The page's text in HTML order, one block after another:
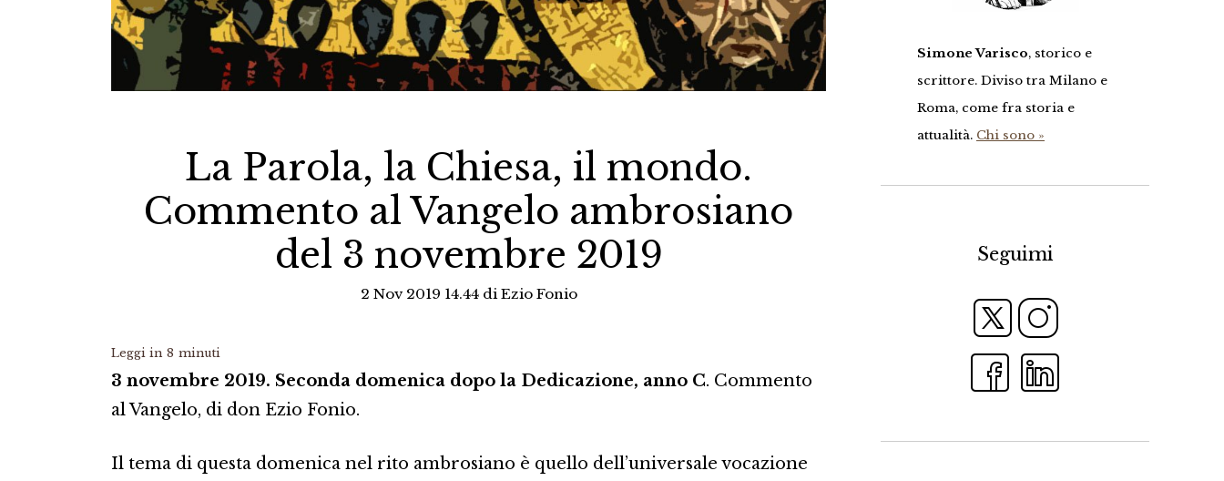
La Parola, la Chiesa, il mondo.
Commento al Vangelo ambrosiano
del 3 novembre 2019
2 Nov 2019 14.44 di Ezio Fonio
Leggi in 8 minuti
3 novembre 2019. Seconda domenica dopo la Dedicazione, anno C. Commento
al Vangelo, di don Ezio Fonio.
Il tema di questa domenica nel rito ambrosiano è quello dell’universale vocazione
Simone Varisco, storico e
scrittore. Diviso tra Milano e
Roma, come fra storia e
attualità. Chi sono »
Seguimi